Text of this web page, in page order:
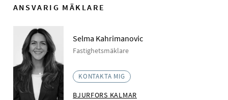
ANSVARIG MÄKLARE
Selma Kahrimanovic
Fastighetsmäklare
KONTAKTA MIG
BJURFORS KALMAR